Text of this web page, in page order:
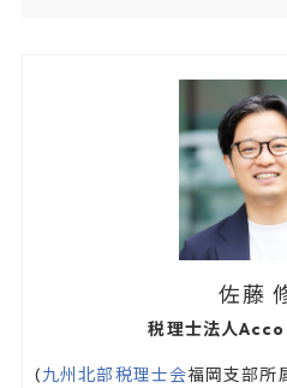
佐藤
税理士法人
(九州北部税理士会福岡支部所